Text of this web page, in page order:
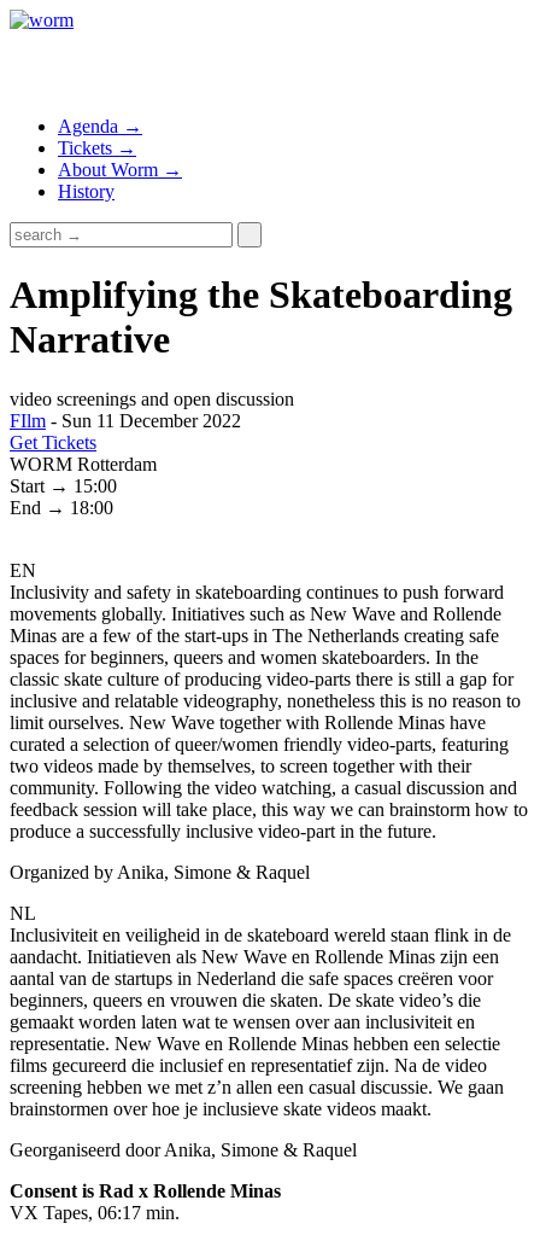
Agenda →
Tickets →
About Worm →
History
Amplifying the Skateboarding
Narrative
video screenings and open discussion
FIlm - Sun 11 December 2022
Get Tickets
WORM Rotterdam
Start → 15:00
End → 18:00
EN
Inclusivity and safety in skateboarding continues to push forward
movements globally. Initiatives such as New Wave and Rollende
Minas are a few of the start-ups in The Netherlands creating safe
spaces for beginners, queers and women skateboarders. In the
classic skate culture of producing video-parts there is still a gap for
inclusive and relatable videography, nonetheless this is no reason to
limit ourselves. New Wave together with Rollende Minas have
curated a selection of queer/women friendly video-parts, featuring
two videos made by themselves, to screen together with their
community. Following the video watching, a casual discussion and
feedback session will take place, this way we can brainstorm how to
produce a successfully inclusive video-part in the future.
Organized by Anika, Simone & Raquel
NL
Inclusiviteit en veiligheid in de skateboard wereld staan flink in de
aandacht. Initiatieven als New Wave en Rollende Minas zijn een
aantal van de startups in Nederland die safe spaces creëren voor
beginners, queers en vrouwen die skaten. De skate video’s die
gemaakt worden laten wat te wensen over aan inclusiviteit en
representatie. New Wave en Rollende Minas hebben een selectie
films gecureerd die inclusief en representatief zijn. Na de video
screening hebben we met z’n allen een casual discussie. We gaan
brainstormen over hoe je inclusieve skate videos maakt.
Georganiseerd door Anika, Simone & Raquel
Consent is Rad x Rollende Minas
VX Tapes, 06:17 min.